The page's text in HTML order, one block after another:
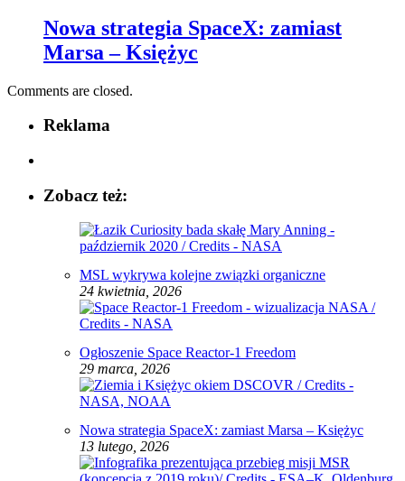
Nowa strategia SpaceX: zamiast
Marsa – Księżyc
Comments are closed.
Reklama
Zobacz też:
MSL wykrywa kolejne związki organiczne
24 kwietnia, 2026
Ogłoszenie Space Reactor‑1 Freedom
29 marca, 2026
Nowa strategia SpaceX: zamiast Marsa – Księżyc
13 lutego, 2026